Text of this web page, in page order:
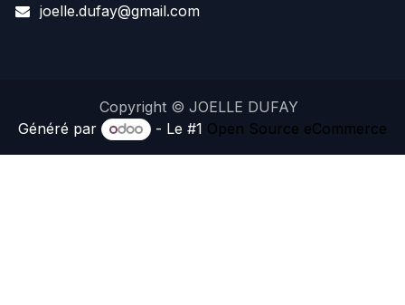
joelle.dufay@gmail.com
Copyright © JOELLE DUFAY
Généré par
- Le #1 Open Source eCommerce